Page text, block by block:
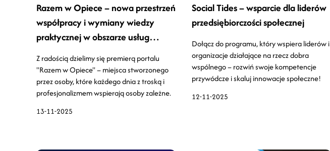
13-11-2025
Razem w Opiece – nowa przestrzeń
współpracy i wymiany wiedzy
praktycznej w obszarze usług
Z radością dzielimy się premierą portalu
"Razem w Opiece" – miejsca stworzonego
przez osoby, które każdego dnia z troską i
profesjonalizmem wspierają osoby zależne.
12-11-2025
Social Tides – wsparcie dla liderów
przedsiębiorczości społecznej
Dołącz do programu, który wspiera liderów i
organizacje działające na rzecz dobra
wspólnego – rozwiń swoje kompetencje
przywódcze i skaluj innowacje społeczne!